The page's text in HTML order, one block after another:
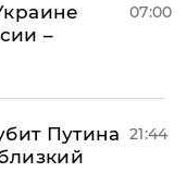
–
07:00
Путина 21:44